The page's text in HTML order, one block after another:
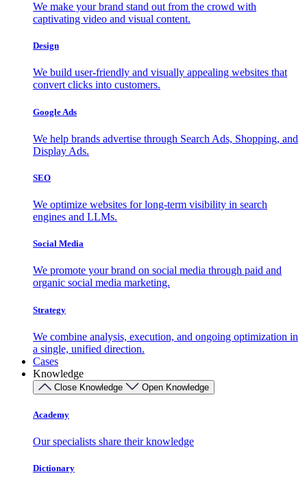
We make your brand stand out from the crowd with
captivating video and visual content.
Design
We build user-friendly and visually appealing websites that
convert clicks into customers.
Google Ads
We help brands advertise through Search Ads, Shopping, and
Display Ads.
SEO
We optimize websites for long-term visibility in search
engines and LLMs.
Social Media
We promote your brand on social media through paid and
organic social media marketing.
Strategy
We combine analysis, execution, and ongoing optimization in
a single, unified direction.
Cases
Knowledge
Close Knowledge Open Knowledge
Academy
Our specialists share their knowledge
Dictionary